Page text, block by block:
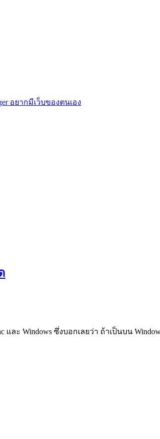
อยากมีเว็บของตนเอง
และ Windows ซึ่งบอกเลยว่า ถ้าเป็นบน